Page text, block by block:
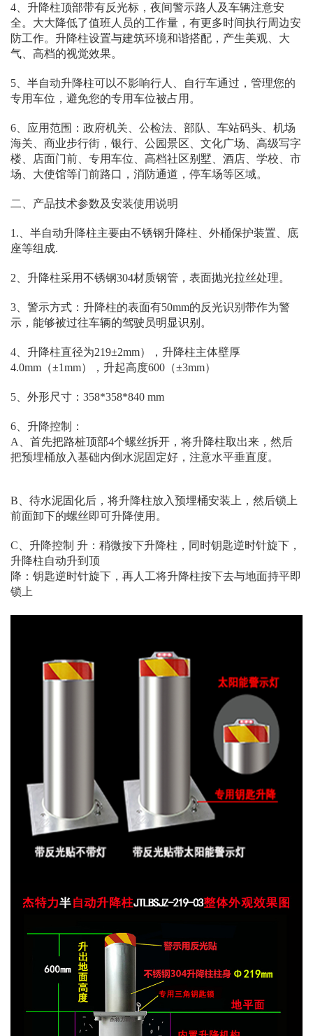
4、升降柱顶部带有反光标，夜间警示路人及车辆注意安
全。大大降低了值班人员的工作量，有更多时间执行周边安
防工作。升降柱设置与建筑环境和谐搭配，产生美观、大
气、高档的视觉效果。
5、半自动升降柱可以不影响行人、自行车通过，管理您的
专用车位，避免您的专用车位被占用。
6、应用范围：政府机关、公检法、部队、车站码头、机场
海关、商业步行街，银行、公园景区、文化广场、高级写字
楼、店面门前、专用车位、高档社区别墅、酒店、学校、市
场、大使馆等门前路口，消防通道，停车场等区域。
二、产品技术参数及安装使用说明
1.、半自动升降柱主要由不锈钢升降柱、外桶保护装置、底
座等组成.
2、升降柱采用不锈钢304材质钢管，表面抛光拉丝处理。
3、警示方式：升降柱的表面有50mm的反光识别带作为警
示，能够被过往车辆的驾驶员明显识别。
4、升降柱直径为219±2mm），升降柱主体壁厚
4.0mm（±1mm），升起高度600（±3mm）
5、外形尺寸：358*358*840 mm
6、升降控制：
A、首先把路桩顶部4个螺丝拆开，将升降柱取出来，然后
把预埋桶放入基础内倒水泥固定好，注意水平垂直度。
B、待水泥固化后，将升降柱放入预埋桶安装上，然后锁上
前面卸下的螺丝即可升降使用。
C、升降控制 升：稍微按下升降柱，同时钥匙逆时针旋下，
升降柱自动升到顶
降：钥匙逆时针旋下，再人工将升降柱按下去与地面持平即
锁上